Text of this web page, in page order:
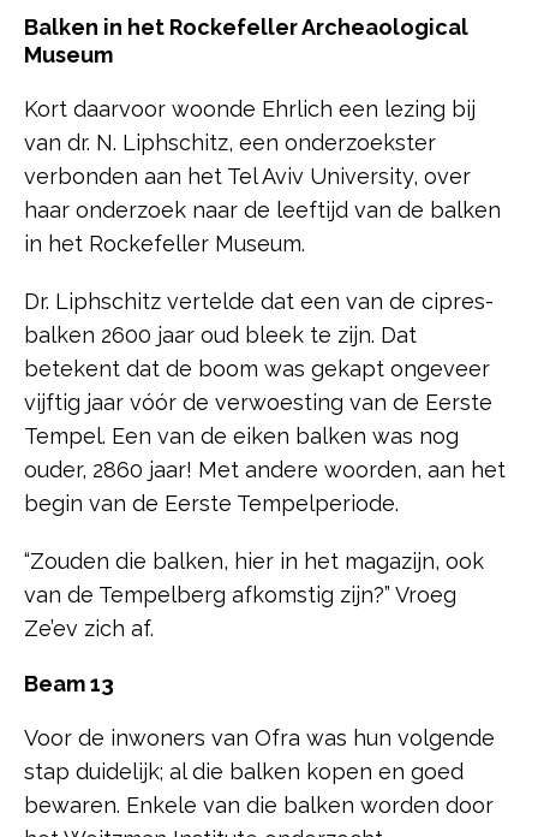
Balken in het Rockefeller Archeaological
Museum
Kort daarvoor woonde Ehrlich een lezing bij
van dr. N. Liphschitz, een onderzoekster
verbonden aan het Tel Aviv University, over
haar onderzoek naar de leeftijd van de balken
in het Rockefeller Museum.
Dr. Liphschitz vertelde dat een van de cipres-
balken 2600 jaar oud bleek te zijn. Dat
betekent dat de boom was gekapt ongeveer
vijftig jaar vóór de verwoesting van de Eerste
Tempel. Een van de eiken balken was nog
ouder, 2860 jaar! Met andere woorden, aan het
begin van de Eerste Tempelperiode.
“Zouden die balken, hier in het magazijn, ook
van de Tempelberg afkomstig zijn?” Vroeg
Ze’ev zich af.
Beam 13
Voor de inwoners van Ofra was hun volgende
stap duidelijk; al die balken kopen en goed
bewaren. Enkele van die balken worden door